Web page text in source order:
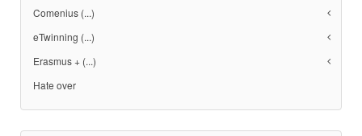
Comenius (...)
eTwinning (...)
Erasmus + (...)
Hate over